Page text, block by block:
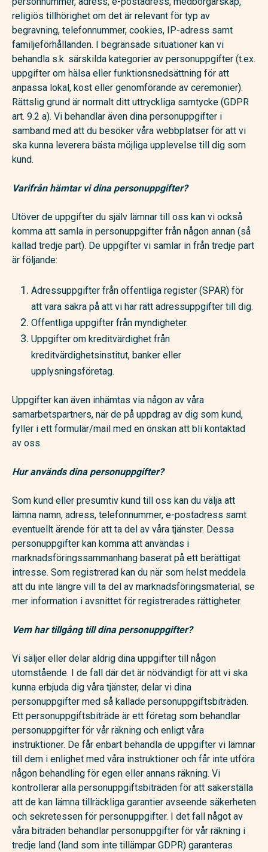
religiös tillhörighet om det är relevant för typ av
begravning, telefonnummer, cookies, IP-adress samt
familjeförhållanden. I begränsade situationer kan vi
behandla s.k. särskilda kategorier av personuppgifter (t.ex.
uppgifter om hälsa eller funktionsnedsättning för att
anpassa lokal, kost eller genomförande av ceremonier).
Rättslig grund är normalt ditt uttryckliga samtycke (GDPR
art. 9.2 a). Vi behandlar även dina personuppgifter i
samband med att du besöker våra webbplatser för att vi
ska kunna leverera bästa möjliga upplevelse till dig som
kund.
Varifrån hämtar vi dina personuppgifter?
Utöver de uppgifter du själv lämnar till oss kan vi också
komma att samla in personuppgifter från någon annan (så
kallad tredje part). De uppgifter vi samlar in från tredje part
är följande:
Adressuppgifter från offentliga register (SPAR) för
att vara säkra på att vi har rätt adressuppgifter till dig.
Offentliga uppgifter från myndigheter.
Uppgifter om kreditvärdighet från
kreditvärdighetsinstitut, banker eller
upplysningsföretag.
Uppgifter kan även inhämtas via någon av våra
samarbetspartners, när de på uppdrag av dig som kund,
fyller i ett formulär/mail med en önskan att bli kontaktad
av oss.
Hur används dina personuppgifter?
Som kund eller presumtiv kund till oss kan du välja att
lämna namn, adress, telefonnummer, e-postadress samt
eventuellt ärende för att ta del av våra tjänster. Dessa
personuppgifter kan komma att användas i
marknadsföringssammanhang baserat på ett berättigat
intresse. Som registrerad kan du när som helst meddela
att du inte längre vill ta del av marknadsföringsmaterial, se
mer information i avsnittet för registrerades rättigheter.
Vem har tillgång till dina personuppgifter?
Vi säljer eller delar aldrig dina uppgifter till någon
utomstående. I de fall där det är nödvändigt för att vi ska
kunna erbjuda dig våra tjänster, delar vi dina
personuppgifter med så kallade personuppgiftsbiträden.
Ett personuppgiftsbiträde är ett företag som behandlar
personuppgifter för vår räkning och enligt våra
instruktioner. De får enbart behandla de uppgifter vi lämnar
till dem i enlighet med våra instruktioner och får inte utföra
någon behandling för egen eller annans räkning. Vi
kontrollerar alla personuppgiftsbiträden för att säkerställa
att de kan lämna tillräckliga garantier avseende säkerheten
och sekretessen för personuppgifter. I det fall något av
våra biträden behandlar personuppgifter för vår räkning i
tredje land (land som inte tillämpar GDPR) garanteras